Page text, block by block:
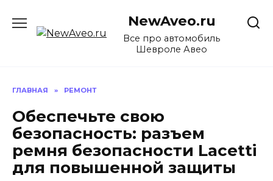
содержанию
NewAveo.ru
Все про автомобиль
Шевроле Авео
ГЛАВНАЯ » РЕМОНТ
Обеспечьте свою
безопасность: разъем
ремня безопасности Lacetti
для повышенной защиты